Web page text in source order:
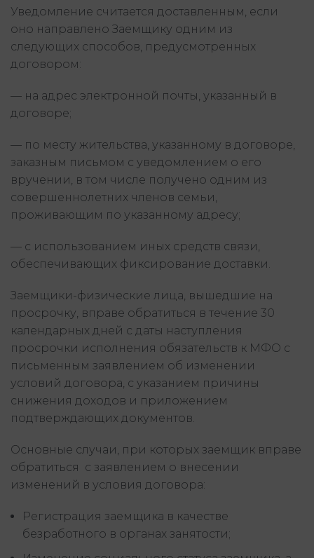
Уведомление считается доставленным, если
оно направлено Заемщику одним из
следующих способов, предусмотренных
договором:
— на адрес электронной почты, указанный в
договоре;
— по месту жительства, указанному в договоре,
заказным письмом с уведомлением о его
вручении, в том числе получено одним из
совершеннолетних членов семьи,
проживающим по указанному адресу;
— с использованием иных средств связи,
обеспечивающих фиксирование доставки.
Заемщики-физические лица, вышедшие на
просрочку, вправе обратиться в течение 30
календарных дней с даты наступления
просрочки исполнения обязательств к МФО с
письменным заявлением об изменении
условий договора, с указанием причины
снижения доходов и приложением
подтверждающих документов.
Основные случаи, при которых заемщик вправе
обратиться с заявлением о внесении
изменений в условия договора:
Регистрация заемщика в качестве
безработного в органах занятости;